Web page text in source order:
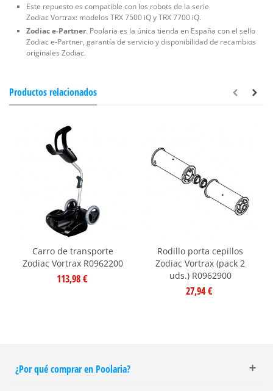
Este repuesto es compatible con los robots de la serie
Zodiac Vortrax: modelos TRX 7500 iQ y TRX 7700 iQ.
Zodiac e-Partner. Poolaria es la única tienda en España con el sello
Zodiac e-Partner, garantía de servicio y disponibilidad de recambios
originales Zodiac.
Productos relacionados
Carro de transporte
Zodiac Vortrax R0962200
113,98 €
Rodillo porta cepillos
Zodiac Vortrax (pack 2
uds.) R0962900
27,94 €
¿Por qué comprar en Poolaria?